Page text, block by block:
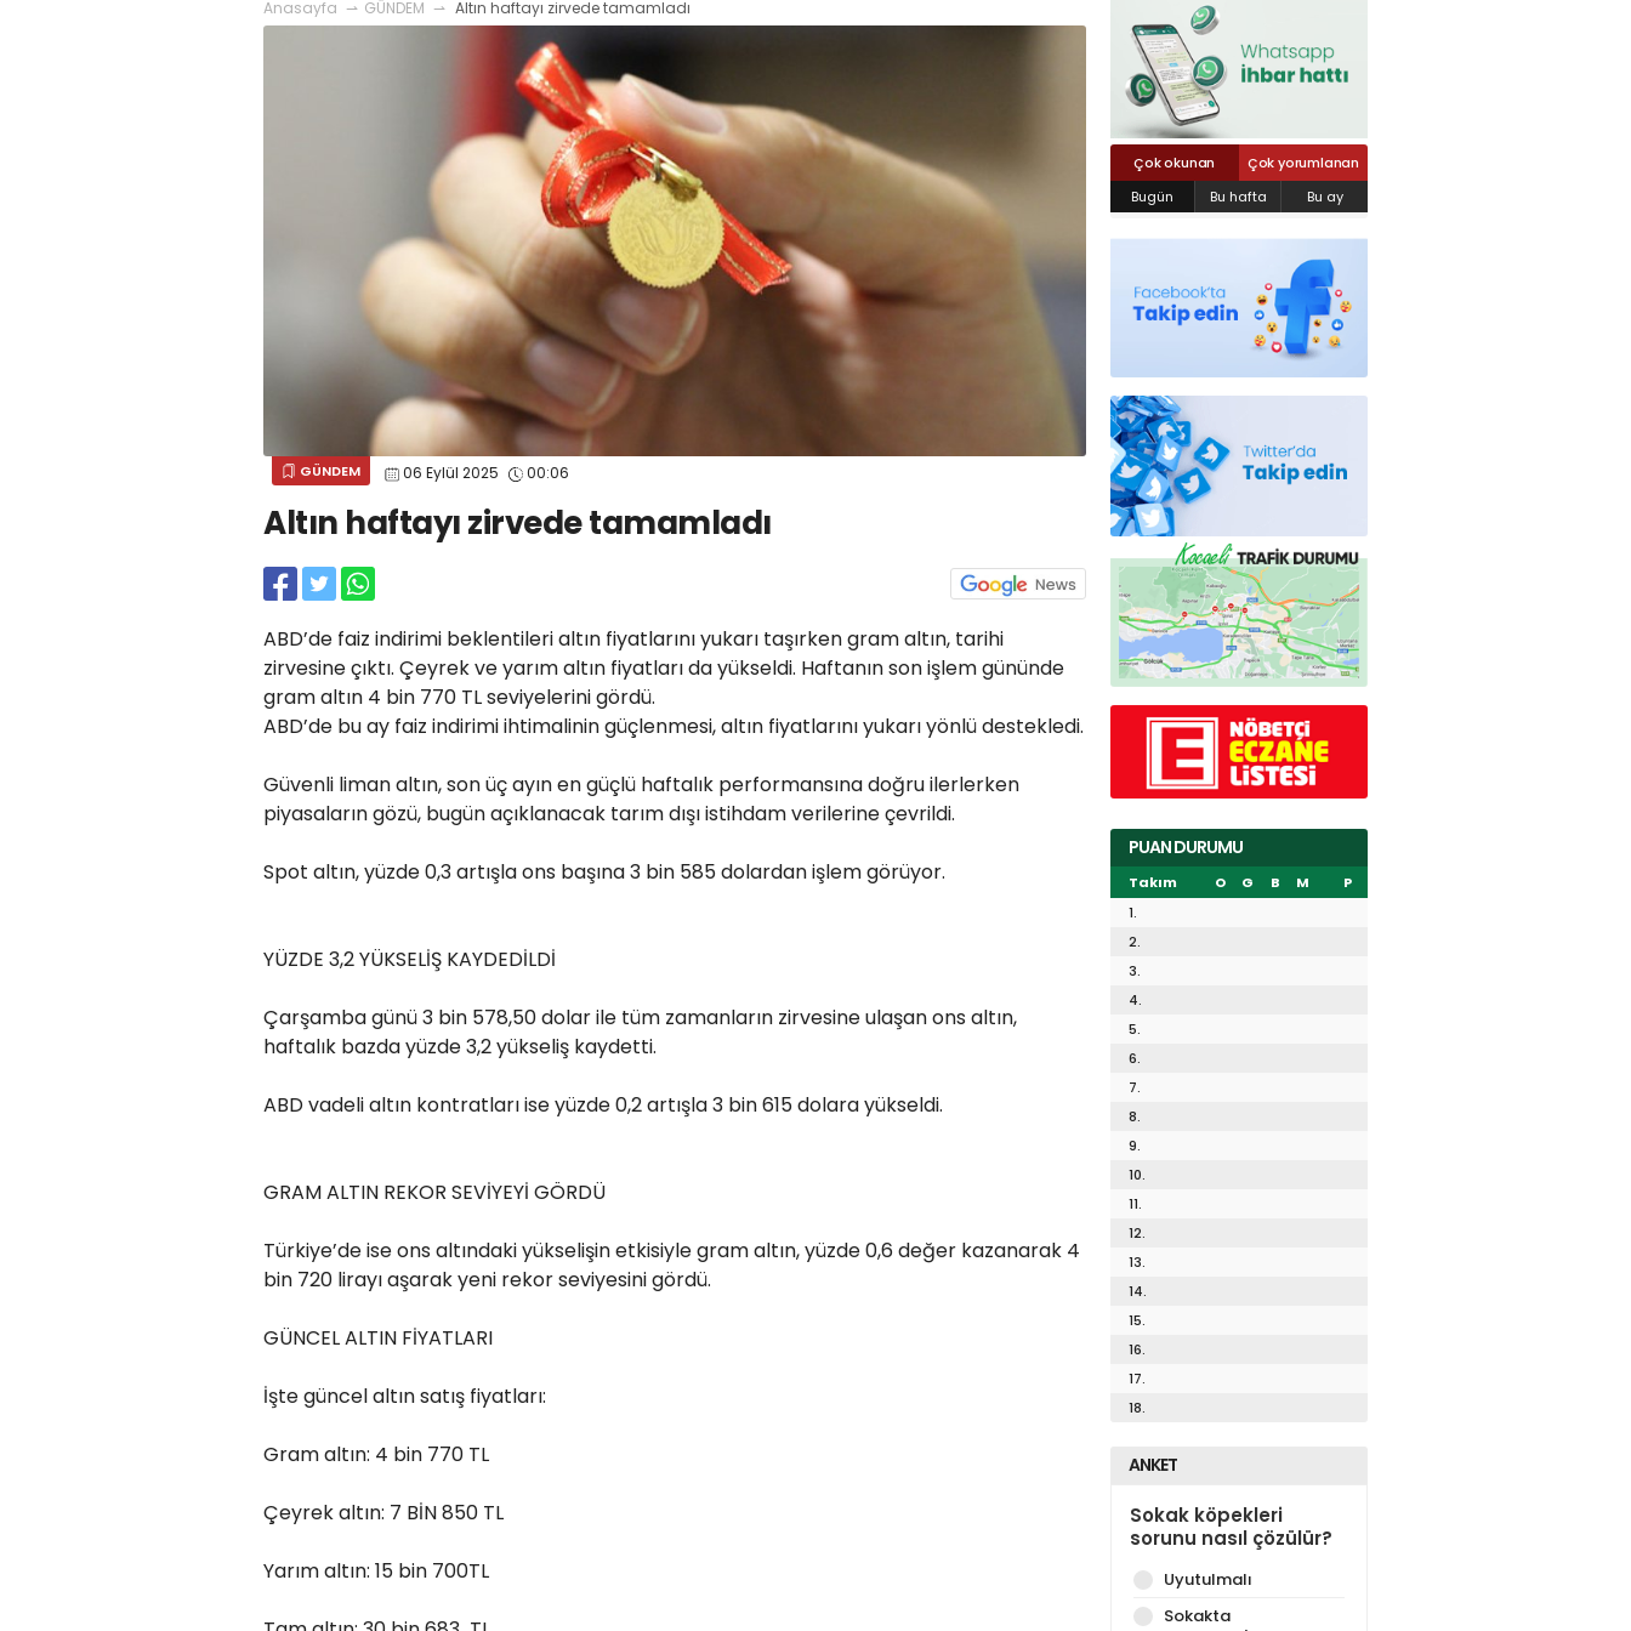
Anasayfa GÜNDEM Altın haftayı zirvede tamamladı
GÜNDEM 06 Eylül 2025 00:06
Altın haftayı zirvede tamamladı
ABD’de faiz indirimi beklentileri altın fiyatlarını yukarı taşırken gram altın, tarihi
zirvesine çıktı. Çeyrek ve yarım altın fiyatları da yükseldi. Haftanın son işlem gününde
gram altın 4 bin 770 TL seviyelerini gördü.
ABD’de bu ay faiz indirimi ihtimalinin güçlenmesi, altın fiyatlarını yukarı yönlü destekledi.
Güvenli liman altın, son üç ayın en güçlü haftalık performansına doğru ilerlerken
piyasaların gözü, bugün açıklanacak tarım dışı istihdam verilerine çevrildi.
Spot altın, yüzde 0,3 artışla ons başına 3 bin 585 dolardan işlem görüyor.
YÜZDE 3,2 YÜKSELİŞ KAYDEDİLDİ
Çarşamba günü 3 bin 578,50 dolar ile tüm zamanların zirvesine ulaşan ons altın,
haftalık bazda yüzde 3,2 yükseliş kaydetti.
ABD vadeli altın kontratları ise yüzde 0,2 artışla 3 bin 615 dolara yükseldi.
GRAM ALTIN REKOR SEVİYEYİ GÖRDÜ
Türkiye’de ise ons altındaki yükselişin etkisiyle gram altın, yüzde 0,6 değer kazanarak 4
bin 720 lirayı aşarak yeni rekor seviyesini gördü.
GÜNCEL ALTIN FİYATLARI
İşte güncel altın satış fiyatları:
Gram altın: 4 bin 770 TL
Çeyrek altın: 7 BİN 850 TL
Yarım altın: 15 bin 700TL
Çok okunan
Çok yorumlanan
Bugün
Bu hafta Bu ay
PUAN DURUMU
Takım O G B M
P
1.
2.
3.
4.
5.
6.
7.
8.
9.
10.
11.
12.
13.
14.
15.
16.
17.
18.
ANKET
Sokak köpekleri
sorunu nasıl çözülür?
Uyutulmalı
Sokakta
Yahya Kaptan Mahallesi Akkavaklar
Caddesi No:17/4 İzmit-KOCAELİ